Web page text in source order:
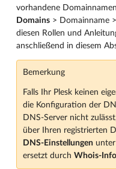
vorhandene
Domains > Domainname >
diesen Rollen und
anschließend in diesem
Bemerkung
Falls Ihr Plesk keinen
die Konfiguration der
DNS-Server nicht
über Ihren registrierten
DNS-Einstellungen unter
ersetzt durch Whois-